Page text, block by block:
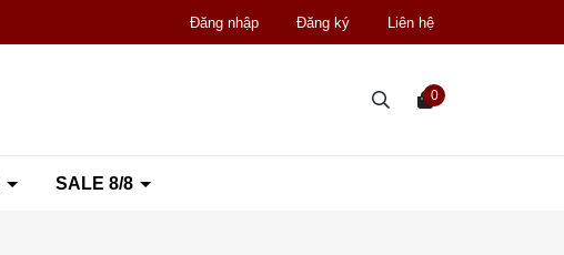
Đăng nhập Đăng ký Liên hệ
SALE 8/8
0